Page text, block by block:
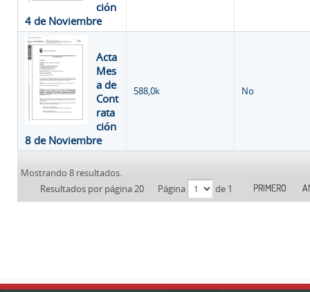
ción
4 de Noviembre
Acta
Mes
a de
Cont
rata
ción
8 de Noviembre
588,0k No
Mostrando 8 resultados.
Resultados por página 20
Página de 1 PRIMERO